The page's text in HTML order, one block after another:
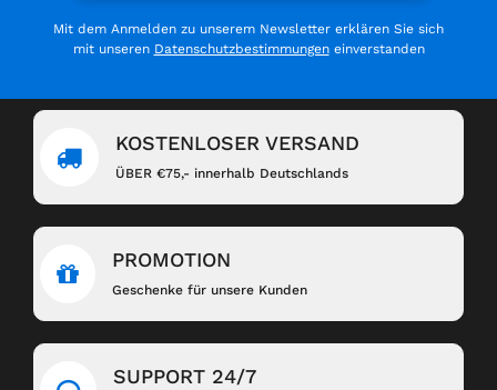
Mit dem Anmelden zu unserem Newsletter erklären Sie sich
mit unseren Datenschutzbestimmungeneinverstanden
KOSTENLOSER VERSAND
ÜBER €75,- innerhalb Deutschlands
PROMOTION
Geschenke für unsere Kunden
SUPPORT 24/7